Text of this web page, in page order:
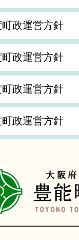
政運営方針
政運営方針
政運営方針
政運営方針